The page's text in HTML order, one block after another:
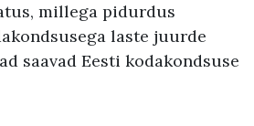
millega pidurdus
laste juurde
saavad Eesti kodakondsuse